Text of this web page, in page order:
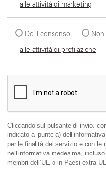
alle attività di marketing
Do il consenso
alle attività di profilazione
Cliccando sul pulsante di invio,
indicato al punto a)
per le finalità del servizio e con le
nell’informativa medesima,
membri dell’UE o in Paesi extra UE.